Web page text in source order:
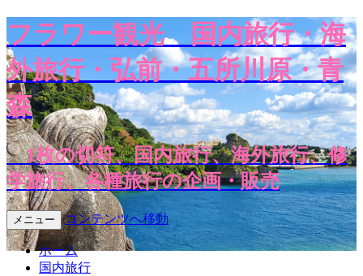
フラワー観光 国内旅行・海
外旅行・弘前・五所川原・青
森
1枚の切符、国内旅行、海外旅行、修
学旅行、各種旅行の企画・販売
メニュー コンテンツへ移動
ホーム
国内旅行